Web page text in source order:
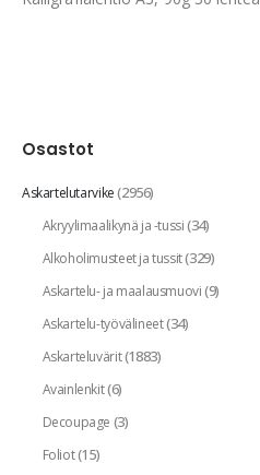
Osastot
Askartelutarvike(2956)
Akryylimaalikynä ja -tussi(34)
Alkoholimusteet ja tussit(329)
Askartelu- ja maalausmuovi(9)
Askartelu-työvälineet(34)
Askarteluvärit(1883)
Avainlenkit(6)
Decoupage (3)
Foliot(15)